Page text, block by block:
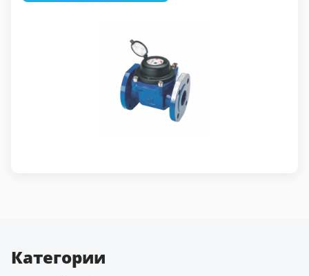
Категории